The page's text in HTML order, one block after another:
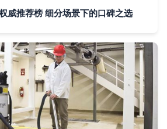
威推荐榜 细分场景下的口碑之选